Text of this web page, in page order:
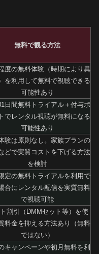
無料で観る方法
度の無料体験（時期により異
を利用して無料で視聴できる
可能性あり
日間無料トライアル＋付与ポ
でレンタル視聴が無料になる
可能性あり
験は原則なし。家族プランの
どで実質コストを下げる方法
を検討
定の無料トライアルを利用で
合にレンタル配信を実質無料
で視聴可能
割引（DMMセット等）を使
料金を抑える方法あり（無料
ではない）
キャンペーンや初月無料を利